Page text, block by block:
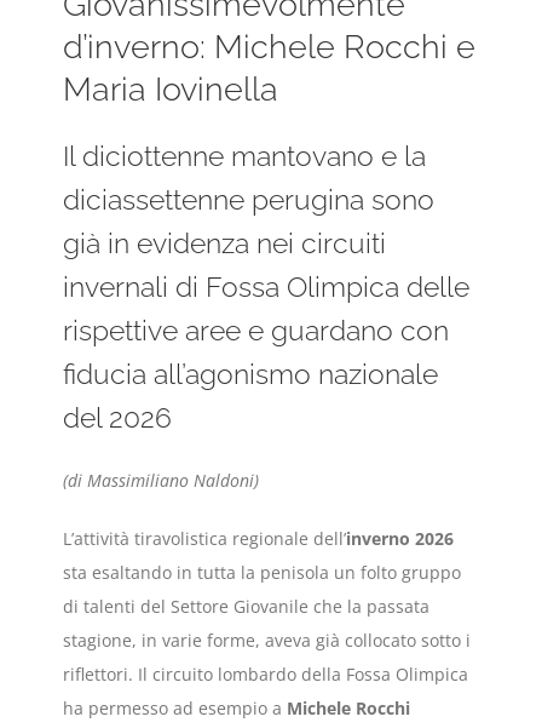
d’inverno: Michele Rocchi e
Maria Iovinella
Il diciottenne mantovano e la
diciassettenne perugina sono
già in evidenza nei circuiti
invernali di Fossa Olimpica delle
rispettive aree e guardano con
fiducia all’agonismo nazionale
del 2026
(di Massimiliano Naldoni)
L’attività tiravolistica regionale dell’inverno 2026
sta esaltando in tutta la penisola un folto gruppo
di talenti del Settore Giovanile che la passata
stagione, in varie forme, aveva già collocato sotto i
riflettori. Il circuito lombardo della Fossa Olimpica
ha permesso ad esempio a Michele Rocchi